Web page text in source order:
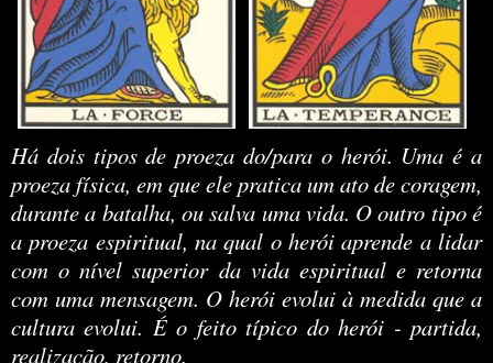
Há dois tipos de proeza do/para o herói. Uma é a
proeza física, em que ele pratica um ato de coragem,
durante a batalha, ou salva uma vida. O outro tipo é
a proeza espiritual, na qual o herói aprende a lidar
com o nível superior da vida espiritual e retorna
com uma mensagem. O herói evolui à medida que a
cultura evolui. É o feito típico do herói - partida,
realização, retorno.